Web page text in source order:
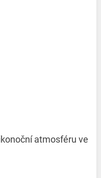
atmosféru ve